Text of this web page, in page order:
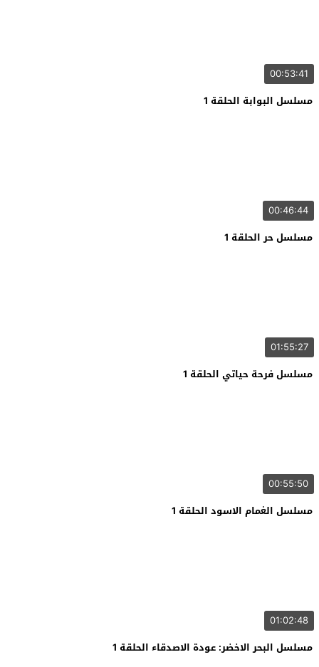
00:53:41
مسلسل البوابة الحلقة 1
00:46:44
مسلسل حر الحلقة 1
01:55:27
مسلسل فرحة حياتي الحلقة 1
00:55:50
مسلسل الغمام الاسود الحلقة 1
01:02:48
مسلسل البحر الاخضر: عودة الاصدقاء الحلقة 1